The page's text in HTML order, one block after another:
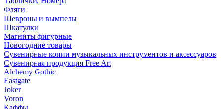
Фляги
Шевроны и вымпелы
Шкатулки
Магниты фигурные
Новогодние товары
Сувенирные копии музыкальных инструментов и аксессуаров
Сувенирная продукция Free Art
Alchemy Gothic
Eastgate
Joker
Voron
Каффы